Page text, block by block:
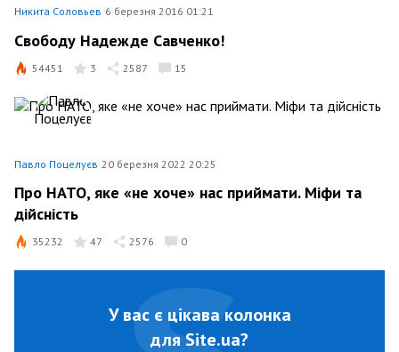
Никита Соловьев 6 березня 2016 01:21
Свободу Надежде Савченко!
54451 3 2587 15
Павло Поцелуєв 20 березня 2022 20:25
Про НАТО, яке «не хоче» нас приймати. Міфи та
дійсність
35232 47 2576 0
У вас є цікава колонка
для Site.ua?